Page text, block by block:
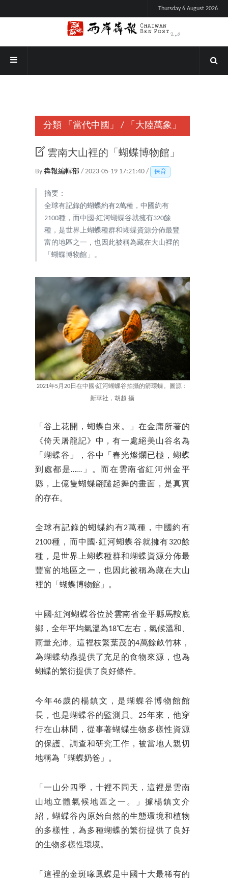
Thursday 6 August 2026
分類 「當代中國」 / 「大陸萬象」
雲南大山裡的「蝴蝶博物館」
By 犇報編輯部 / 2023-05-19 17:21:40 / 保育
摘要：
全球有記錄的蝴蝶約有2萬種，中國約有
2100種，而中國·紅河蝴蝶谷就擁有320餘
種，是世界上蝴蝶種群和蝴蝶資源分佈最豐
富的地區之一，也因此被稱為藏在大山裡的
「蝴蝶博物館」。
2021年5月20日在中國·紅河蝴蝶谷拍攝的箭環蝶。圖源：
新華社，胡超 攝
「谷上花開，蝴蝶自來。」在金庸所著的
《倚天屠龍記》中，有一處絕美山谷名為
「蝴蝶谷」，谷中「春光燦爛已極，蝴蝶
到處都是……」。而在雲南省紅河州金平
縣，上億隻蝴蝶翩躚起舞的畫面，是真實
的存在。
全球有記錄的蝴蝶約有2萬種，中國約有
2100種，而中國·紅河蝴蝶谷就擁有320餘
種，是世界上蝴蝶種群和蝴蝶資源分佈最
豐富的地區之一，也因此被稱為藏在大山
裡的「蝴蝶博物館」。
中國·紅河蝴蝶谷位於雲南省金平縣馬鞍底
鄉，全年平均氣溫為18℃左右，氣候溫和、
雨量充沛。這裡枝繁葉茂的4萬餘畝竹林，
為蝴蝶幼蟲提供了充足的食物來源，也為
蝴蝶的繁衍提供了良好條件。
今年46歲的楊鎮文，是蝴蝶谷博物館館
長，也是蝴蝶谷的監測員。25年來，他穿
行在山林間，從事著蝴蝶生物多樣性資源
的保護、調查和研究工作，被當地人親切
地稱為「蝴蝶奶爸」。
「一山分四季，十裡不同天，這裡是雲南
山地立體氣候地區之一。」據楊鎮文介
紹，蝴蝶谷內原始自然的生態環境和植物
的多樣性，為多種蝴蝶的繁衍提供了良好
的生物多樣性環境。
「這裡的金斑喙鳳蝶是中國十大最稀有的